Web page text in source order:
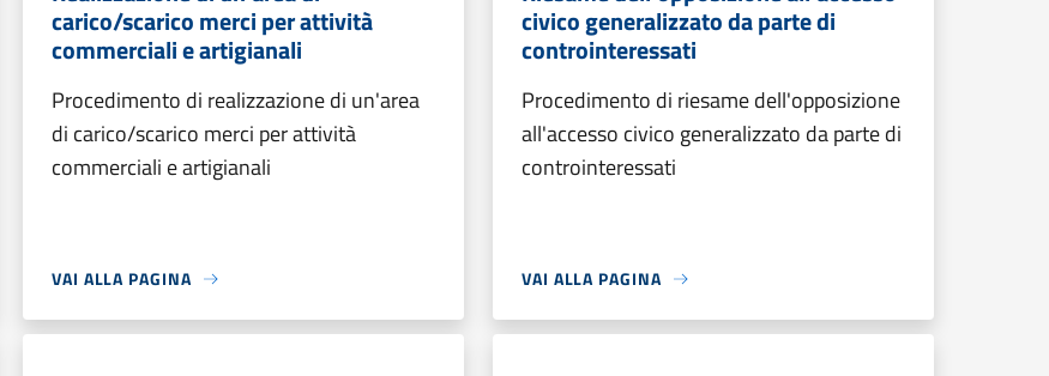
carico/scarico merci per attività
commerciali e artigianali
Procedimento di realizzazione di un'area
di carico/scarico merci per attività
commerciali e artigianali
VAI ALLA PAGINA
civico generalizzato da parte di
controinteressati
Procedimento di riesame dell'opposizione
all'accesso civico generalizzato da parte di
controinteressati
VAI ALLA PAGINA